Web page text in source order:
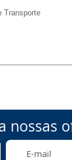
Transporte
nossas